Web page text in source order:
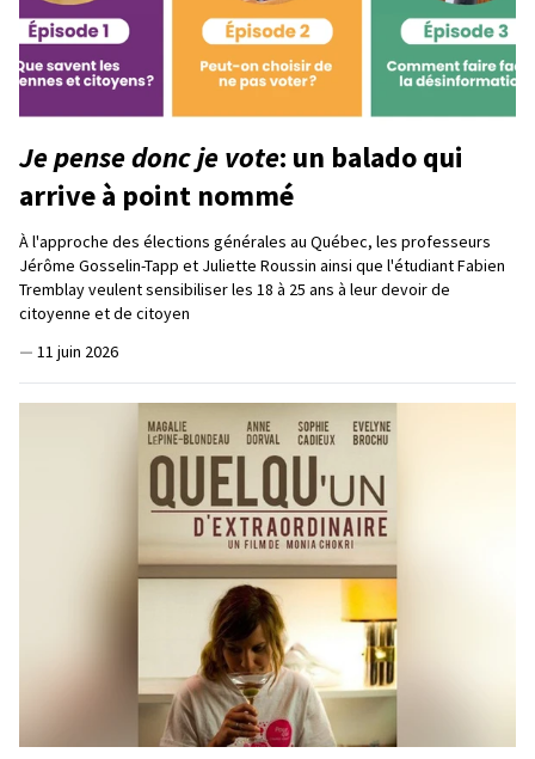
Je pense donc je vote: un balado qui
arrive à point nommé
À l'approche des élections générales au Québec, les professeurs
Jérôme Gosselin-Tapp et Juliette Roussin ainsi que l'étudiant Fabien
Tremblay veulent sensibiliser les 18 à 25 ans à leur devoir de
citoyenne et de citoyen
— 11 juin 2026